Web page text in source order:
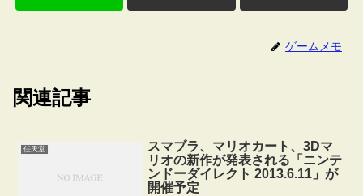
ゲームメモ
関連記事
任天堂
スマブラ、マリオカート、3Dマ
リオの新作が発表される「ニンテ
ンドーダイレクト 2013.6.11」が
開催予定